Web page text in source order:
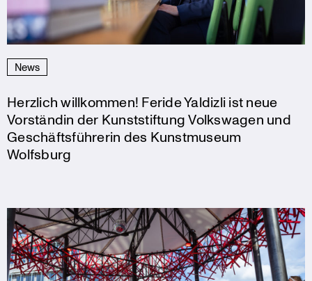
News
Herzlich willkommen! Feride Yaldizli ist neue
Vorständin der Kunststiftung Volkswagen und
Geschäftsführerin des Kunstmuseum
Wolfsburg